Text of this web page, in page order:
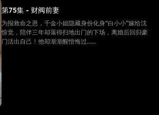
第75集 - 财阀前妻
为报救命之恩，千金小姐隐藏身份化身“白小小”嫁给沈
惊觉，陪伴三年却落得扫地出门的下场，离婚后回归豪
门活出自己！他却渐渐醒悟悔过......